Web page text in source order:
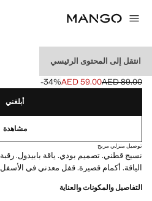
انتقل إلى المحتوى الرئيسي
بذلة أطفال بياقة بيبي دول
السعر الأول محذوف [AED 89.00 ]
AED 89.00
السعر الحالي [AED 59.00 ]AED 59.00
‎-34‎%‎
حدد اللون
أبلغني
مشاهدة
توصيل منزلي مريح
نسيج قطني. تصميم بودي. ياقة بابيدول.
الياقة. أكمام قصيرة. قفل معدني في
التفاصيل والمكونات والعناية